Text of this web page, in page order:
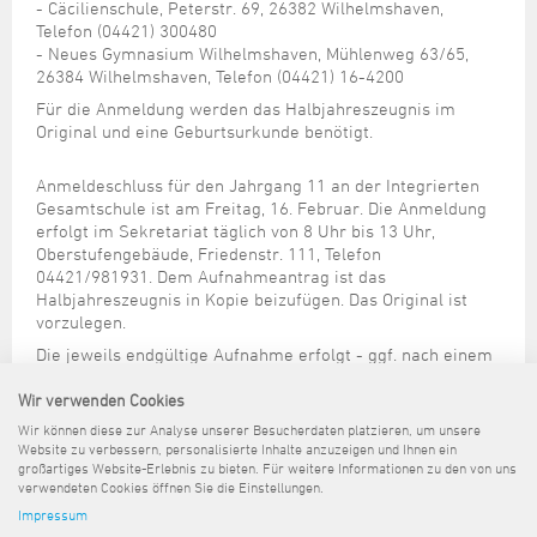
Umwelt-, Natur- und Klimaschutz
Verkehr und Mobilität
Wohnen, Bauen
Schule
Sterbefall
Umzug und Neubürger
Formulare
Online-Terminvergabe
Politik & Verwaltung
Pressemitteilungen
Ratsinformationssystem
Städtische Dienststellen
Stadtrecht
Telefonverzeichnis
Wirtschaftsstruktur
Regionale Kooperationen
Unternehmensnachfolge
Unterstützung für ExistenzgründerInnen
Zukunftsregion JadeBay
Stadtarchiv
Stadtbibliothek
Volkshochschule
Stadt Wilhelmshaven
Unterkünfte
Kulturzentrum Pumpwerk
Maritime Meile
Schiffe, Häfen und Meer erleben
Städtepartnerschaften
Stadtpark
Tag des offenen Denkmals
Veranstaltungsorte
- Cäcilienschule, Peterstr. 69, 26382 Wilhelmshaven,
Telefon (04421) 300480
- Neues Gymnasium Wilhelmshaven, Mühlenweg 63/65,
26384 Wilhelmshaven, Telefon (04421) 16-4200
Für die Anmeldung werden das Halbjahreszeugnis im
Original und eine Geburtsurkunde benötigt.
Anmeldeschluss für den Jahrgang 11 an der Integrierten
Gesamtschule ist am Freitag, 16. Februar. Die Anmeldung
erfolgt im Sekretariat täglich von 8 Uhr bis 13 Uhr,
Oberstufengebäude, Friedenstr. 111, Telefon
04421/981931. Dem Aufnahmeantrag ist das
Halbjahreszeugnis in Kopie beizufügen. Das Original ist
vorzulegen.
Die jeweils endgültige Aufnahme erfolgt - ggf. nach einem
Schule - am Ende des laufenden Schuljahres mit der
Vorlage des Zeugnisses über den Erweiterten
Sekundarabschluss I.
Wir verwenden Cookies
Wir können diese zur Analyse unserer Besucherdaten platzieren, um unsere
Website zu verbessern, personalisierte Inhalte anzuzeigen und Ihnen ein
großartiges Website-Erlebnis zu bieten. Für weitere Informationen zu den von uns
verwendeten Cookies öffnen Sie die Einstellungen.
Impressum